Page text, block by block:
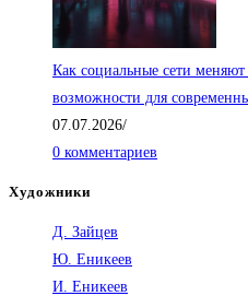
Как социальные сети
возможности для
07.07.2026/
0 комментариев
Художники
Д. Зайцев
Ю. Еникеев
И. Еникеев